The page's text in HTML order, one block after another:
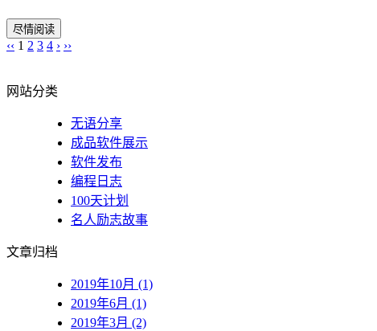
尽情阅读
‹‹ 1 2 3 4 › ››
网站分类
无语分享
成品软件展示
软件发布
编程日志
100天计划
名人励志故事
文章归档
2019年10月 (1)
2019年6月 (1)
2019年3月 (2)